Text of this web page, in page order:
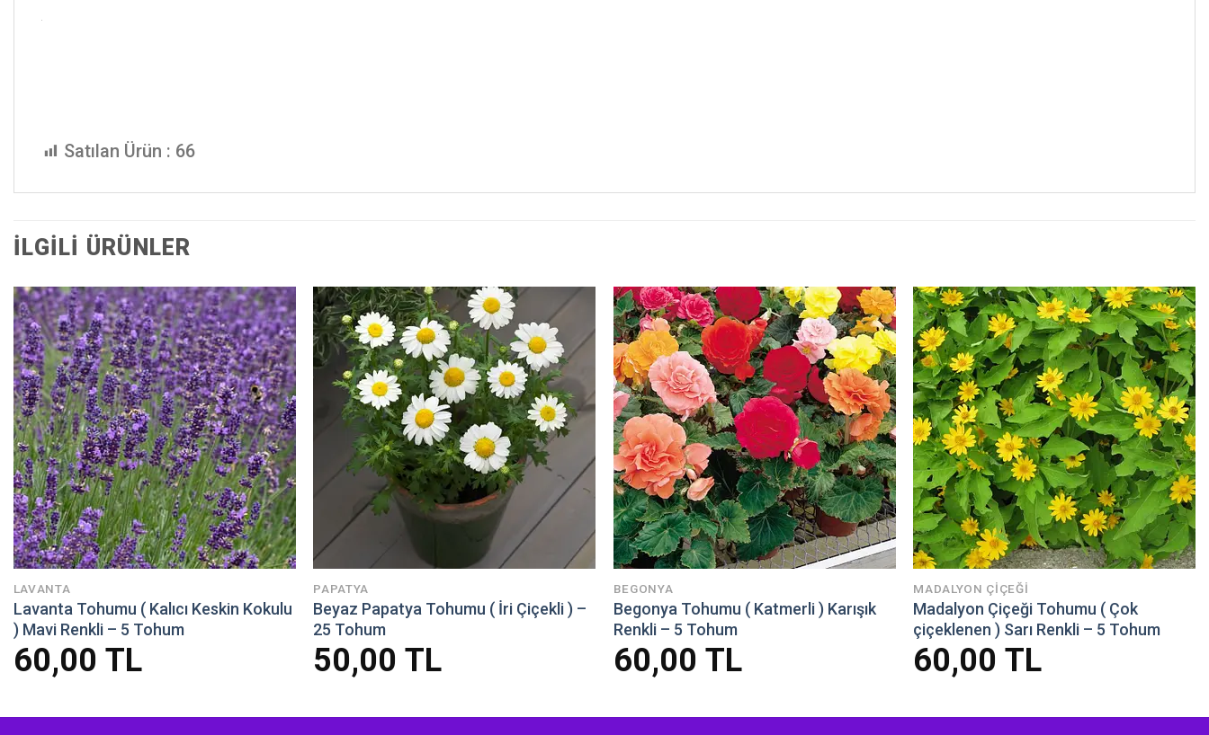
Satılan Ürün : 66
İLGILI ÜRÜNLER
LAVANTA
Lavanta Tohumu ( Kalıcı Keskin Kokulu
) Mavi Renkli – 5 Tohum
60,00 TL
PAPATYA
Beyaz Papatya Tohumu ( İri Çiçekli ) –
25 Tohum
50,00TL
BEGONYA
Begonya Tohumu ( Katmerli ) Karışık
Renkli – 5 Tohum
60,00 TL
MADALYON ÇIÇEĞI
Madalyon Çiçeği Tohumu ( Çok
çiçeklenen ) Sarı Renkli – 5 Tohum
60,00TL